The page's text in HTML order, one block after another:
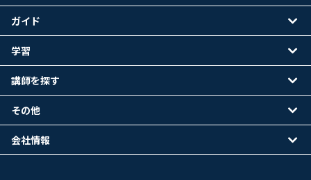
ガイド
学習
講師を探す
その他
会社情報